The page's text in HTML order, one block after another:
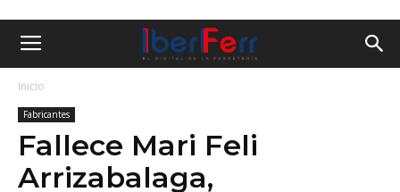
Inicio
Fabricantes
Fallece Mari Feli
Arrizabalaga,